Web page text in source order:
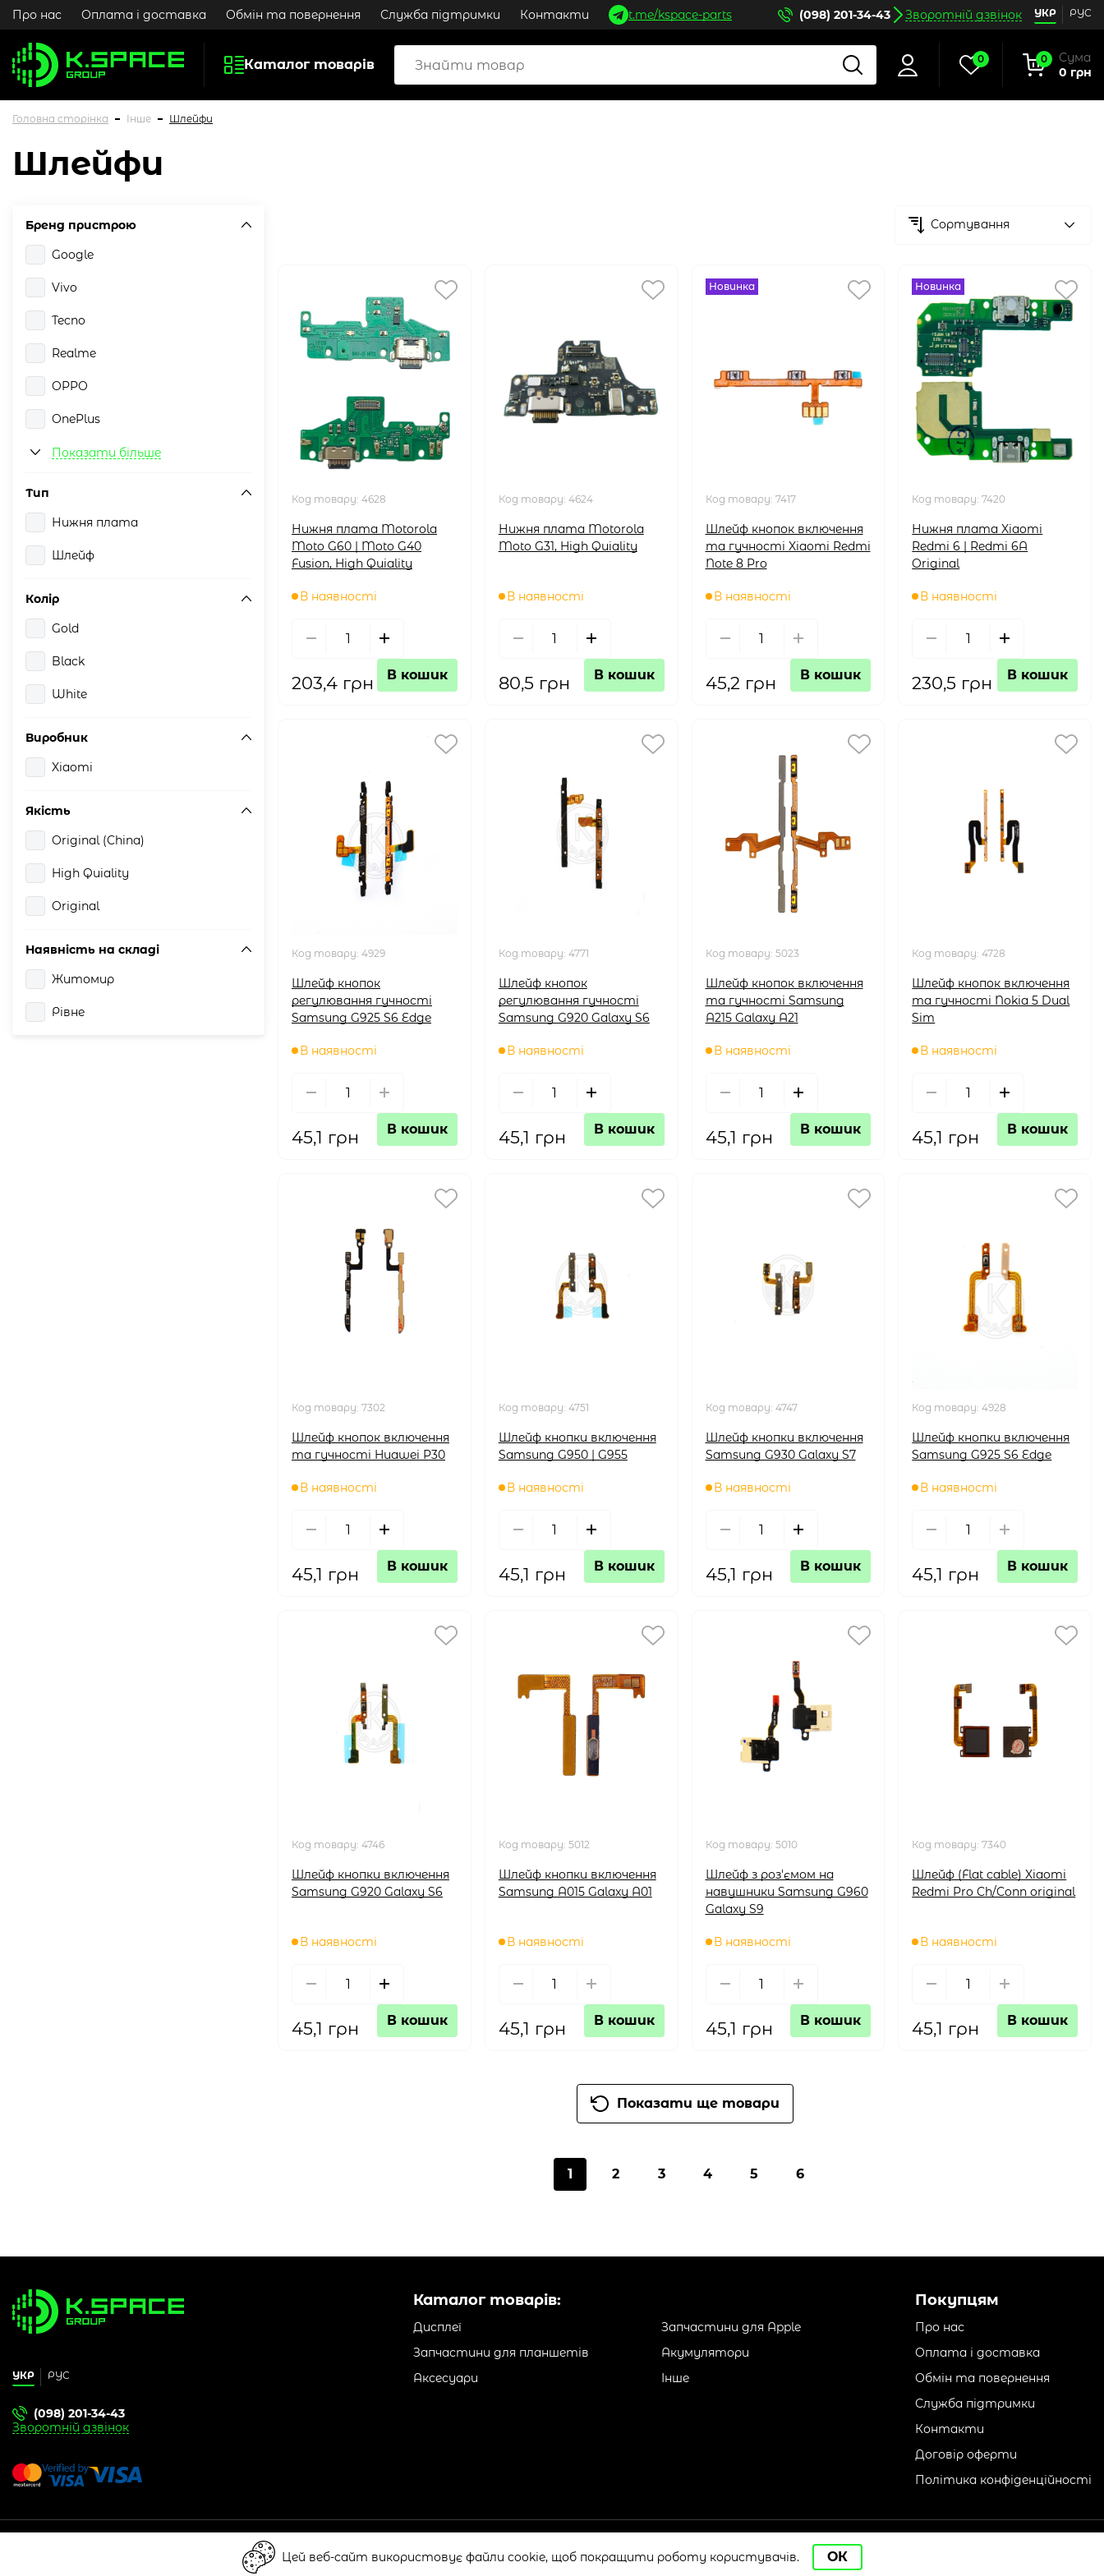
Про нас Оплата і доставка Обмін та повернення Служба підтримки Контакти t.me/kspace-parts (098) 201-34-43 Зворотній дзвінок УКР РУС
Каталог товарів 0 0
Сума
0 грн
Головна сторінка Інше Шлейфи
Шлейфи
Бренд пристрою
Показати більше
Google
Vivo
Tecno
Realme
OPPO
OnePlus
ZTE
Nokia
Xiaomi
Тип
Нижня плата
Шлейф
Колір
Gold
Black
White
Виробник
Xiaomi
Якість
Original (China)
High Quiality
Original
Наявність на складі
Житомир
Рівне
Сортування
Код товару: 4628
Нижня плата Motorola
Moto G60 | Moto G40
Fusion, High Quiality
В наявності
203,4 грн В кошик
Код товару: 4624
Нижня плата Motorola
Moto G31, High Quiality
В наявності
80,5 грн В кошик
Код товару: 7417
Шлейф кнопок включення
та гучності Xiaomi Redmi
Note 8 Pro
В наявності
45,2 грн В кошик
Новинка
Код товару:7420
Нижня плата Xiaomi
Redmi 6 | Redmi 6A
Original
В наявності
230,5 грн В кошик
Новинка
Код товару: 4929
Шлейф кнопок
регулювання гучності
Samsung G925 S6 Edge
В наявності
45,1 грн В кошик
Код товару: 4771
Шлейф кнопок
регулювання гучності
Samsung G920 Galaxy S6
В наявності
45,1 грн В кошик
Код товару: 5023
Шлейф кнопок включення
та гучності Samsung
A215 Galaxy A21
В наявності
45,1 грн В кошик
Код товару:4728
Шлейф кнопок включення
та гучності Nokia 5 Dual
Sim
В наявності
45,1 грн В кошик
Код товару: 7302
Шлейф кнопок включення
та гучності Huawei P30
В наявності
45,1 грн В кошик
Код товару: 4751
Шлейф кнопки включення
Samsung G950 | G955
В наявності
45,1 грн В кошик
Код товару: 4747
Шлейф кнопки включення
Samsung G930 Galaxy S7
В наявності
45,1 грн В кошик
Код товару:4928
Шлейф кнопки включення
Samsung G925 S6 Edge
В наявності
45,1 грн В кошик
Код товару: 4746
Шлейф кнопки включення
Samsung G920 Galaxy S6
В наявності
45,1 грн В кошик
Код товару: 5012
Шлейф кнопки включення
Samsung A015 Galaxy A01
В наявності
45,1 грн В кошик
Код товару: 5010
Шлейф з роз'ємом на
навушники Samsung G960
Galaxy S9
В наявності
45,1 грн В кошик
Код товару:7340
Шлейф (Flat cable) Xiaomi
Redmi Pro Ch/Conn original
В наявності
45,1 грн В кошик
Показати ще товари
1 2 3 4 5 6
Каталог товарів:
Дисплеї
Запчастини для Apple
Запчастини для планшетів
Акумулятори
Аксесуари
Інше
Покупцям
Про нас
Оплата і доставка
Обмін та повернення
Служба підтримки
Контакти
Договір оферти
Політика конфіденційності
УКР РУС
(098) 201-34-43
Зворотній дзвінок
Цей веб-сайт використовує файли cookie, щоб покращити роботу користувачів. ОК